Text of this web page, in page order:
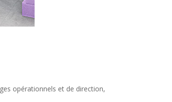
opérationnels et de direction,